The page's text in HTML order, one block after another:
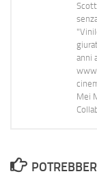
anni
Mei